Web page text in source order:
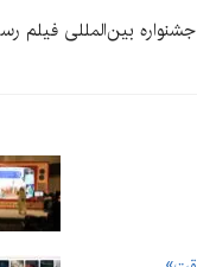
بین‌المللی